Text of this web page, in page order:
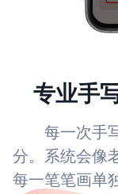
专业手
每一次手
分。系统会像
每一笔笔画单